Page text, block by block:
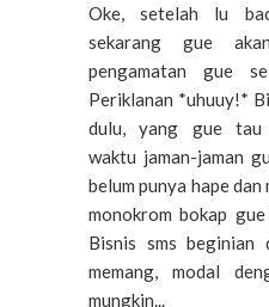
Oke, setelah lu
sekarang gue
pengamatan gue
Periklanan *uhuuy!*
dulu, yang gue tau
waktu jaman-jaman
belum punya hape dan
monokrom bokap
Bisnis sms beginian
memang, modal
mungkin...